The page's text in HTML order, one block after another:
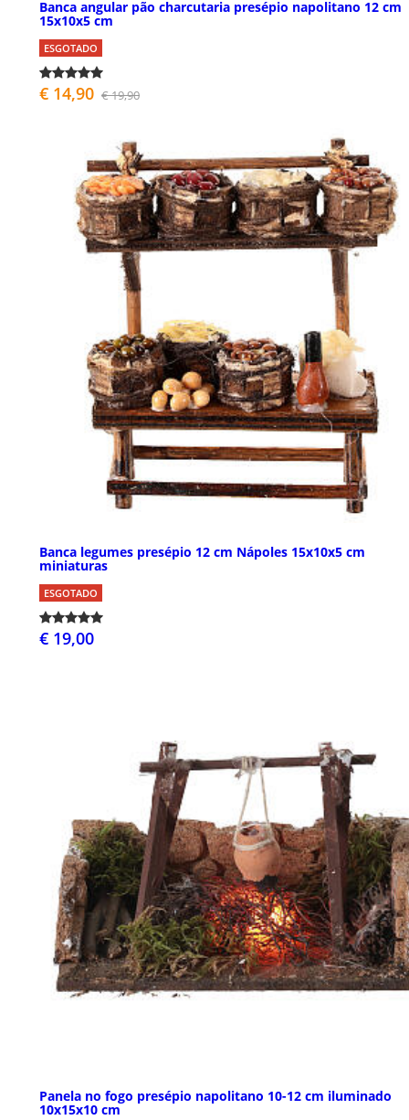
Banca angular pão charcutaria presépio napolitano 12 cm
15x10x5 cm
ESGOTADO
€ 14,90 € 19,90
Banca legumes presépio 12 cm Nápoles 15x10x5 cm
miniaturas
ESGOTADO
€ 19,00
Panela no fogo presépio napolitano 10-12 cm iluminado
10x15x10 cm